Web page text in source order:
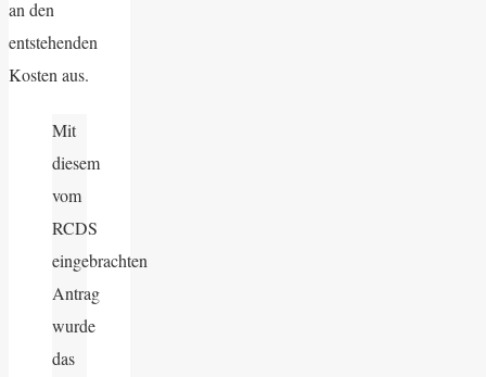
an den
entstehenden
Kosten aus.
Mit
diesem
vom
RCDS
eingebrachten
Antrag
wurde
das